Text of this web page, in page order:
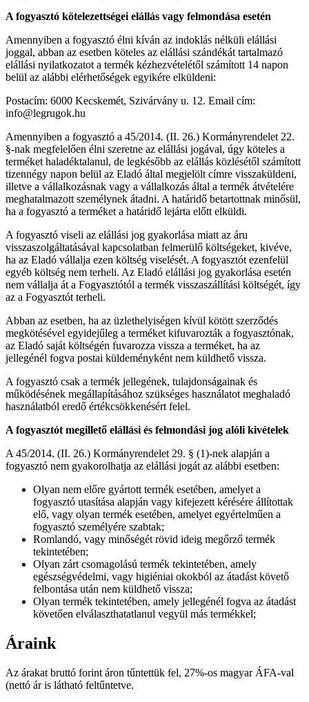
A fogyasztó kötelezettségei elállás vagy felmondása esetén
Amennyiben a fogyasztó élni kíván az indoklás nélküli elállási
joggal, abban az esetben köteles az elállási szándékát tartalmazó
elállási nyilatkozatot a termék kézhezvételétől számított 14 napon
belül az alábbi elérhetőségek egyikére elküldeni:
Postacím: 6000 Kecskemét, Szivárvány u. 12. Email cím:
info@legrugok.hu
Amennyiben a fogyasztó a 45/2014. (II. 26.) Kormányrendelet 22.
§-nak megfelelően élni szeretne az elállási jogával, úgy köteles a
terméket haladéktalanul, de legkésőbb az elállás közlésétől számított
tizennégy napon belül az Eladó által megjelölt címre visszaküldeni,
illetve a vállalkozásnak vagy a vállalkozás által a termék átvételére
meghatalmazott személynek átadni. A határidő betartottnak minősül,
ha a fogyasztó a terméket a határidő lejárta előtt elküldi.
A fogyasztó viseli az elállási jog gyakorlása miatt az áru
visszaszolgáltatásával kapcsolatban felmerülő költségeket, kivéve,
ha az Eladó vállalja ezen költség viselését. A fogyasztót ezenfelül
egyéb költség nem terheli. Az Eladó elállási jog gyakorlása esetén
nem vállalja át a Fogyasztótól a termék visszaszállítási költségét, így
az a Fogyasztót terheli.
Abban az esetben, ha az üzlethelyiségen kívül kötött szerződés
megkötésével egyidejűleg a terméket kifuvarozták a fogyasztónak,
az Eladó saját költségén fuvarozza vissza a terméket, ha az
jellegénél fogva postai küldeményként nem küldhető vissza.
A fogyasztó csak a termék jellegének, tulajdonságainak és
működésének megállapításához szükséges használatot meghaladó
használatból eredő értékcsökkenésért felel.
A fogyasztót megillető elállási és felmondási jog alóli kivételek
A 45/2014. (II. 26.) Kormányrendelet 29. § (1)-nek alapján a
fogyasztó nem gyakorolhatja az elállási jogát az alábbi esetben:
Olyan nem előre gyártott termék esetében, amelyet a
fogyasztó utasítása alapján vagy kifejezett kérésére állítottak
elő, vagy olyan termék esetében, amelyet egyértelműen a
fogyasztó személyére szabtak;
Romlandó, vagy minőségét rövid ideig megőrző termék
tekintetében;
Olyan zárt csomagolású termék tekintetében, amely
egészségvédelmi, vagy higiéniai okokból az átadást követő
felbontása után nem küldhető vissza;
Olyan termék tekintetében, amely jellegénél fogva az átadást
követően elválaszthatatlanul vegyül más termékkel;
Áraink
Az árakat bruttó forint áron tűntettük fel, 27%-os magyar ÁFA-val
(nettó ár is látható feltűntetve.